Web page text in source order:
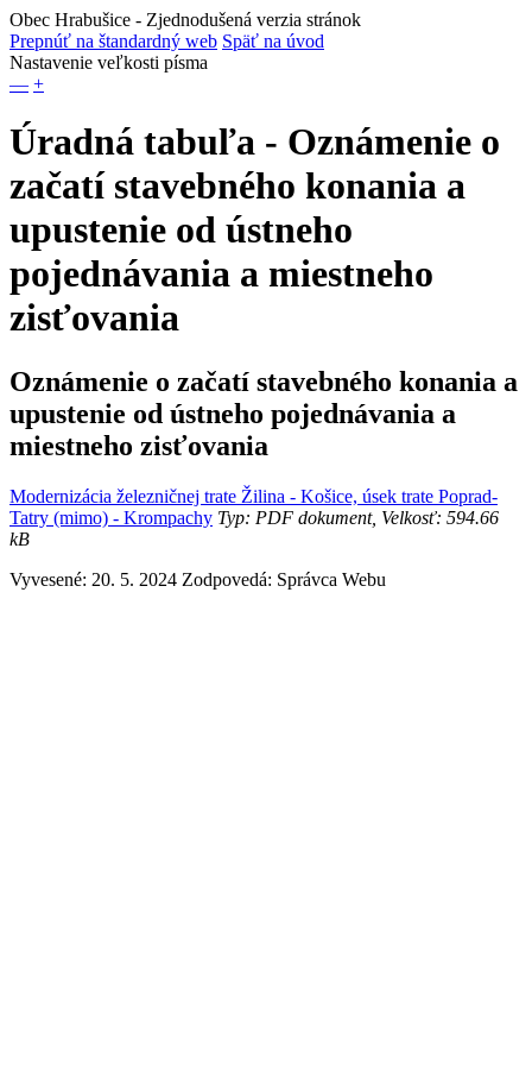
Obec Hrabušice - Zjednodušená verzia stránok
Prepnúť na štandardný web Späť na úvod
Nastavenie veľkosti písma
— +
Úradná tabuľa - Oznámenie o
začatí stavebného konania a
upustenie od ústneho
pojednávania a miestneho
zisťovania
Oznámenie o začatí stavebného konania a
upustenie od ústneho pojednávania a
miestneho zisťovania
Modernizácia železničnej trate Žilina - Košice, úsek trate Poprad-
Tatry (mimo) - Krompachy Typ: PDF dokument, Velkosť: 594.66
kB
Vyvesené: 20. 5. 2024 Zodpovedá: Správca Webu